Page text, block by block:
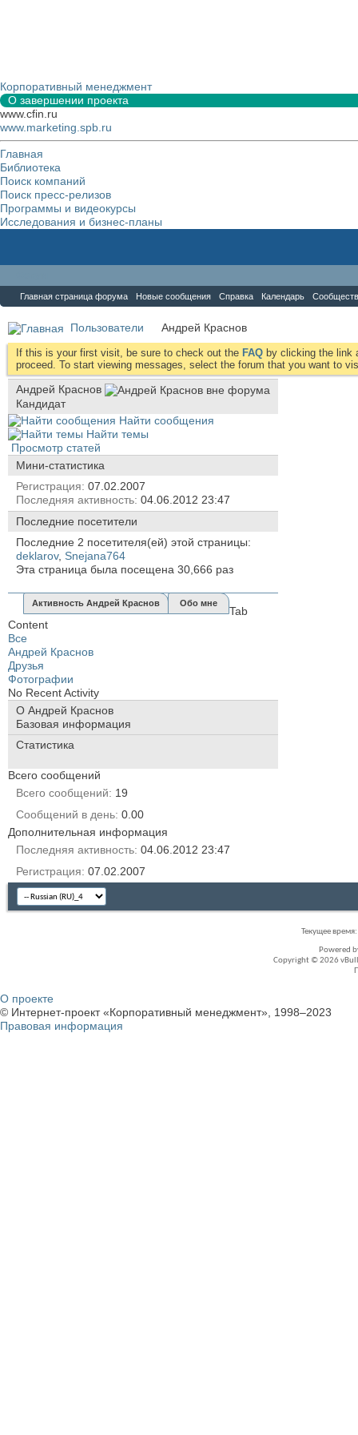
Корпоративный менеджмент
О завершении проекта
www.cfin.ru
www.marketing.spb.ru
Главная
Библиотека
Поиск компаний
Поиск пресс-релизов
Программы и видеокурсы
Исследования и бизнес-планы
Главная страница форума Новые сообщения Справка Календарь
Пользователи Андрей Краснов
If this is your first visit, be sure to check out the FAQ by clicking the link
proceed. To start viewing messages, select the forum that you want to
Андрей Краснов
Кандидат
Найти сообщения
Найти темы
Просмотр статей
Мини-статистика
Регистрация 07.02.2007
Последняя активность 04.06.2012 23:47
Последние посетители
Последние 2 посетителя(ей) этой страницы:
deklarov, Snejana764
Эта страница была посещена 30,666 раз
Активность Андрей Краснов Обо мне
Tab
Content
Все
Андрей Краснов
Друзья
Фотографии
No Recent Activity
О Андрей Краснов
Базовая информация
Статистика
Всего сообщений
Всего сообщений
19
Сообщений в день 0.00
Дополнительная информация
Последняя активность 04.06.2012 23:47
Регистрация 07.02.2007
Текущее время:
Powered
Copyright © 2026
О проекте
© Интернет-проект «Корпоративный менеджмент», 1998–2023
Правовая информация